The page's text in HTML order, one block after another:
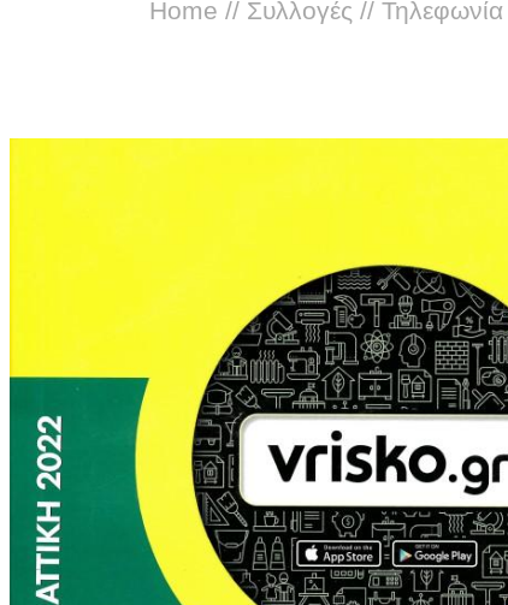
Home // Συλλογές // Τηλεφωνία